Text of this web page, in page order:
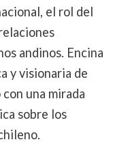
el rol del
andinos. Encina
y visionaria de
una mirada
sobre los